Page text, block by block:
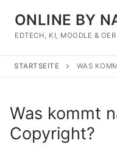
Inhalt
springen
ONLINE BY
EDTECH, KI, MOODLE & OER
STARTSEITE WAS
Was kommt
Copyright?